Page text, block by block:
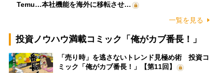
Temu…本社機能を海外に移転させ…
一覧を見る
投資ノウハウ満載コミック「俺がカブ番長！」
「売り時」を逃さないトレンド見極め術 投資コ
ミック「俺がカブ番長！」【第11回】